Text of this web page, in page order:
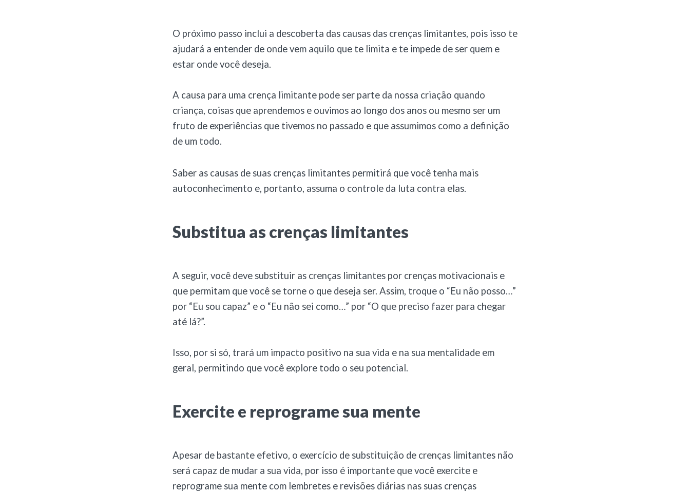
O próximo passo inclui a descoberta das causas das crenças limitantes, pois isso te
ajudará a entender de onde vem aquilo que te limita e te impede de ser quem e
estar onde você deseja.
A causa para uma crença limitante pode ser parte da nossa criação quando
criança, coisas que aprendemos e ouvimos ao longo dos anos ou mesmo ser um
fruto de experiências que tivemos no passado e que assumimos como a definição
de um todo.
Saber as causas de suas crenças limitantes permitirá que você tenha mais
autoconhecimento e, portanto, assuma o controle da luta contra elas.
Substitua as crenças limitantes
A seguir, você deve substituir as crenças limitantes por crenças motivacionais e
que permitam que você se torne o que deseja ser. Assim, troque o “Eu não posso…”
por “Eu sou capaz” e o “Eu não sei como…” por “O que preciso fazer para chegar
até lá?”.
Isso, por si só, trará um impacto positivo na sua vida e na sua mentalidade em
geral, permitindo que você explore todo o seu potencial.
Exercite e reprograme sua mente
Apesar de bastante efetivo, o exercício de substituição de crenças limitantes não
será capaz de mudar a sua vida, por isso é importante que você exercite e
reprograme sua mente com lembretes e revisões diárias nas suas crenças